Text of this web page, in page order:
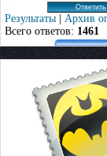
Результаты | Архив
Всего ответов: 1461